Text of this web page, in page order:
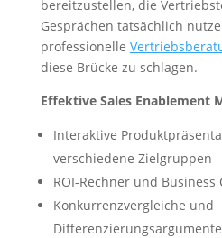
bereitzustellen, die
Gesprächen tatsächlich
professionelle
diese Brücke zu schlagen.
Effektive Sales Enablement
Interaktive
verschiedene Zielgruppen
ROI-Rechner und Business
Konkurrenzvergleiche und
Differenzierungsargumente